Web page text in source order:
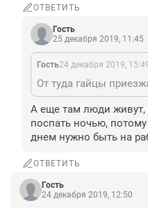
ОТВЕТИТЬ
Гость
25 декабря 2019, 11:45
Гость24 декабря 2019,
А еще там люди живут,
поспать ночью,
днем нужно быть на
ОТВЕТИТЬ
Гость
24 декабря 2019, 12:50